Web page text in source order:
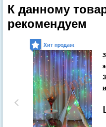
К данному
рекомендуем
Хит продаж